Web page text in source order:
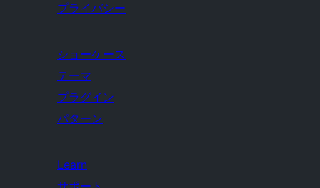
プライバシー
ショーケース
テーマ
プラグイン
パターン
Learn